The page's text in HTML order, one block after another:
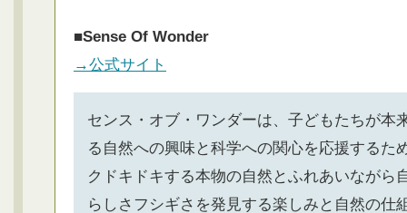
■Sense Of Wonder
→公式サイト
センス・オブ・ワンダーは、子どもたちが本
る自然への興味と科学への関心を応援するた
クドキドキする本物の自然とふれあいながら
らしさフシギさを発見する楽しみと自然の仕